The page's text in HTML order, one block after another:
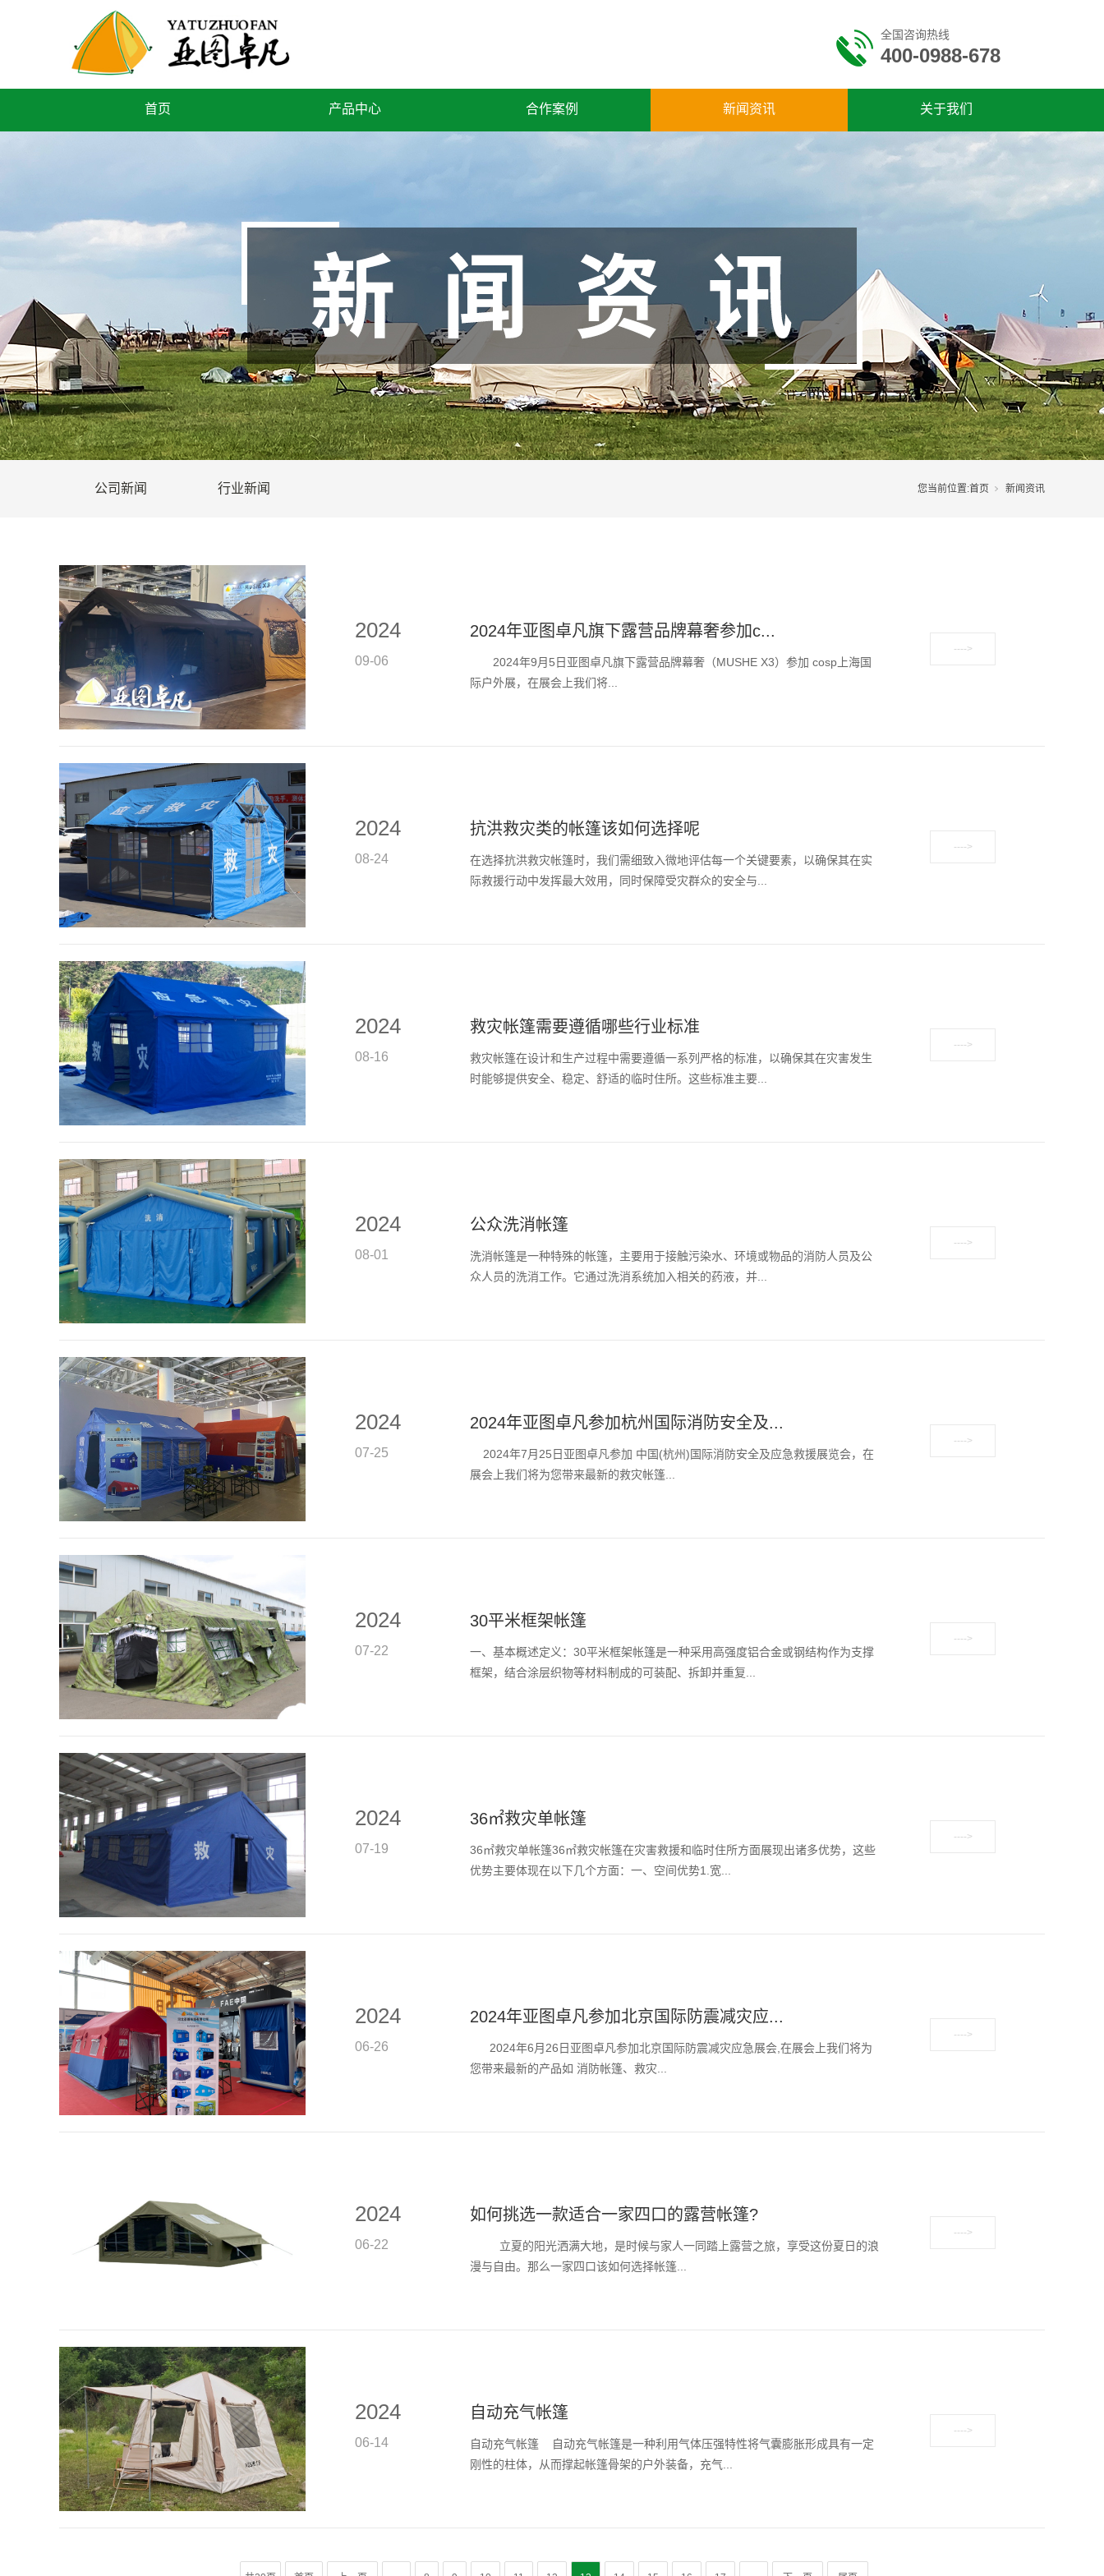
全国咨询热线
400-0988-678
首页 产品中心 合作案例 新闻资讯 关于我们
公司新闻 行业新闻 您当前位置:首页 新闻资讯
2024
09-06
2024年亚图卓凡旗下露营品牌幕奢参加c...
2024年9月5日亚图卓凡旗下露营品牌幕奢（MUSHE X3）参加 cosp上海国
际户外展，在展会上我们将...
2024
08-24
抗洪救灾类的帐篷该如何选择呢
在选择抗洪救灾帐篷时，我们需细致入微地评估每一个关键要素，以确保其在实
际救援行动中发挥最大效用，同时保障受灾群众的安全与...
2024
08-16
救灾帐篷需要遵循哪些行业标准
救灾帐篷在设计和生产过程中需要遵循一系列严格的标准，以确保其在灾害发生
时能够提供安全、稳定、舒适的临时住所。这些标准主要...
2024
08-01
公众洗消帐篷
洗消帐篷是一种特殊的帐篷，主要用于接触污染水、环境或物品的消防人员及公
众人员的洗消工作。它通过洗消系统加入相关的药液，并...
2024
07-25
2024年亚图卓凡参加杭州国际消防安全及...
2024年7月25日亚图卓凡参加 中国(杭州)国际消防安全及应急救援展览会，在
展会上我们将为您带来最新的救灾帐篷...
2024
07-22
30平米框架帐篷
一、基本概述定义：30平米框架帐篷是一种采用高强度铝合金或钢结构作为支撑
框架，结合涂层织物等材料制成的可装配、拆卸并重复...
2024
07-19
36㎡救灾单帐篷
36㎡救灾单帐篷36㎡救灾帐篷在灾害救援和临时住所方面展现出诸多优势，这些
优势主要体现在以下几个方面：一、空间优势1.宽...
2024
06-26
2024年亚图卓凡参加北京国际防震减灾应...
2024年6月26日亚图卓凡参加北京国际防震减灾应急展会,在展会上我们将为
您带来最新的产品如 消防帐篷、救灾...
2024
06-22
如何挑选一款适合一家四口的露营帐篷?
立夏的阳光洒满大地，是时候与家人一同踏上露营之旅，享受这份夏日的浪
漫与自由。那么一家四口该如何选择帐篷...
2024
06-14
自动充气帐篷
自动充气帐篷 自动充气帐篷是一种利用气体压强特性将气囊膨胀形成具有一定
刚性的柱体，从而撑起帐篷骨架的户外装备，充气...